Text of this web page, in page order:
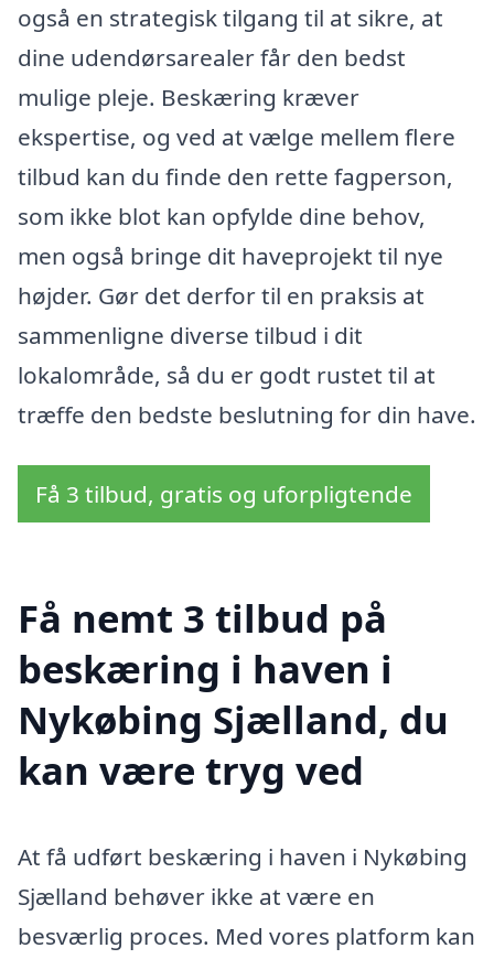
også en strategisk tilgang til at sikre, at
dine udendørsarealer får den bedst
mulige pleje. Beskæring kræver
ekspertise, og ved at vælge mellem flere
tilbud kan du finde den rette fagperson,
som ikke blot kan opfylde dine behov,
men også bringe dit haveprojekt til nye
højder. Gør det derfor til en praksis at
sammenligne diverse tilbud i dit
lokalområde, så du er godt rustet til at
træffe den bedste beslutning for din have.
Få 3 tilbud, gratis og uforpligtende
Få nemt 3 tilbud på
beskæring i haven i
Nykøbing Sjælland, du
kan være tryg ved
At få udført beskæring i haven i Nykøbing
Sjælland behøver ikke at være en
besværlig proces. Med vores platform kan